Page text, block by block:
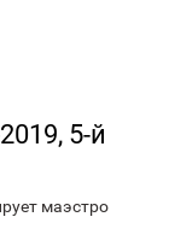
5-й
маэстро